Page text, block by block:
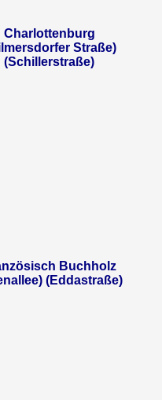
Charlottenburg
Straße)
(Schillerstraße)
Buchholz
(Eddastraße)